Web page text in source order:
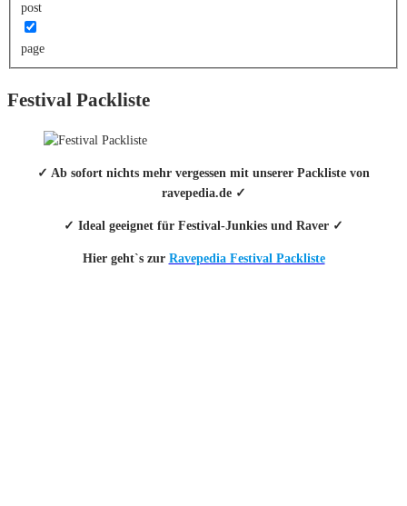
post
page
Festival Packliste
✓ Ab sofort nichts mehr vergessen mit unserer Packliste von
ravepedia.de ✓
✓ Ideal geeignet für Festival-Junkies und Raver ✓
Hier geht`s zur Ravepedia Festival Packliste